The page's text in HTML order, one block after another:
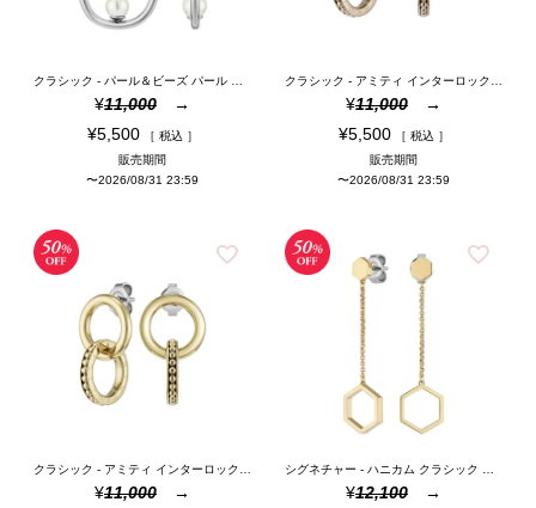
¥11,000
¥5,500
税込
販売期間
〜2026/08/31 23:59
¥11,000
¥5,500
税込
販売期間
〜2026/08/31 23:59
¥11,000
¥12,100